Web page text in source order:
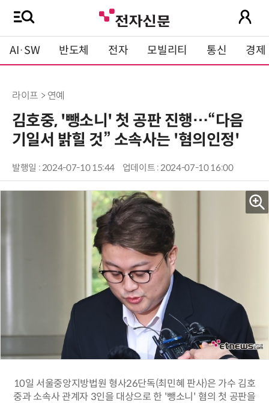
AI·SW 반도체 전자 모빌리티 통신 경제
라이프 > 연예
김호중, '뺑소니' 첫 공판 진행…“다음
기일서 밝힐 것” 소속사는 '혐의인정'
발행일 : 2024-07-10 15:44 업데이트 : 2024-07-10 16:00
10일 서울중앙지방법원 형사26단독(최민혜 판사)은 가수 김호
중과 소속사 관계자 3인을 대상으로 한 '뺑소니' 혐의 첫 공판을